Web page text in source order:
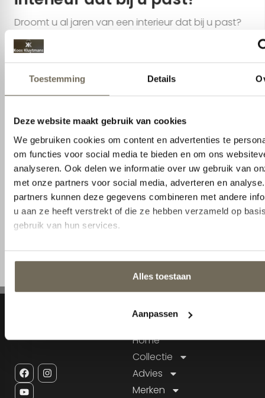
Aanpassen
Droomt u al jaren van een interieur dat bij u past?
Wij staan voor u klaar om te helpen om het
interieur van uw dromen vorm te geven. Samen
gaan we uw behoeftes en voorkeuren
inventariseren en we begeleiden u stap voor stap
door dit creatieve proces. We selecteren modellen
mogelijkheden die uw woning biedt en welke
functionaliteiten benodigd zijn. Of u nu kiest voor
een passende aanvulling op uw bestaande
interieur of juist een compleet plaatje, ons
deskundige team zal u persoonlijk begeleiden.
Afspraak maken
Kom langs in de showroom
Navigatie
Home
Collectie
Advies
Merken